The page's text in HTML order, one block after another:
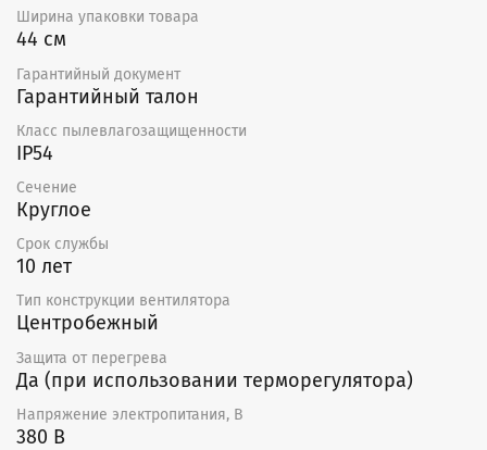
Ширина упаковки товара
44 см
Гарантийный документ
Гарантийный талон
Класс пылевлагозащищенности
IP54
Сечение
Круглое
Срок службы
10 лет
Тип конструкции вентилятора
Центробежный
Защита от перегрева
Да (при использовании терморегулятора)
Напряжение электропитания, В
380 В